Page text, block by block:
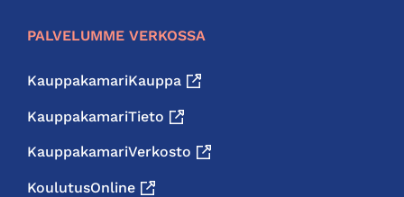
PALVELUMME VERKOSSA
KauppakamariKauppa
KauppakamariTieto
KauppakamariVerkosto
KoulutusOnline